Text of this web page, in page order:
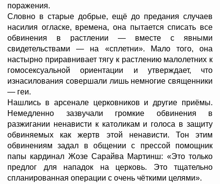
поражения.
Словно в старые добрые, ещё до предания случаев
насилия огласке, времена, она пытается списать все
обвинения в растлении — вместе с явными
свидетельствами — на «сплетни». Мало того, она
настырно приравнивает тягу к растлению малолетних к
гомосексуальной ориентации и утверждает, что
изнасилования совершали лишь немногие священники
— геи.
Нашлись в арсенале церковников и другие приёмы.
Немедленно зазвучали громкие обвинения в
разжигании ненависти к католикам и голоса в защиту
обвиняемых как жертв этой ненависти. Тон этим
обвинениям задал в общении с прессой помощник
папы кардинал Жозе Сарайва Мартинш: «Это только
предлог для нападок на церковь. Это тщательно
спланированная операции с очень чёткими целями».